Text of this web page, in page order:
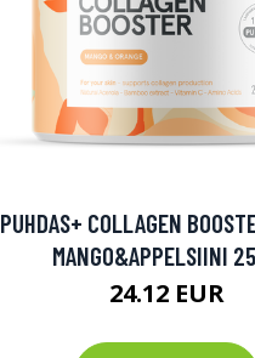
PUHDAS+ COLLAGEN
MANGO&APPELSIINI
24.12 EUR